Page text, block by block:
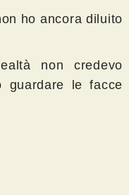
ho ancora diluito
non credevo
guardare le facce